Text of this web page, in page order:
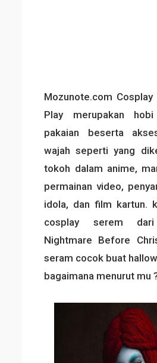
Mozunote.com
Play merupakan hobi
pakaian beserta
wajah seperti yang
tokoh dalam anime,
permainan video,
idola, dan film kartun.
cosplay serem
Nightmare Before
seram cocok buat
bagaimana menurut mu